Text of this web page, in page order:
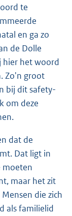
te
en ga zo
de Dolle
hier het woord
Zo'n groot
bij dit safety-
om deze
dat de
Dat ligt in
moeten
maar het zit
die zich
als familielid